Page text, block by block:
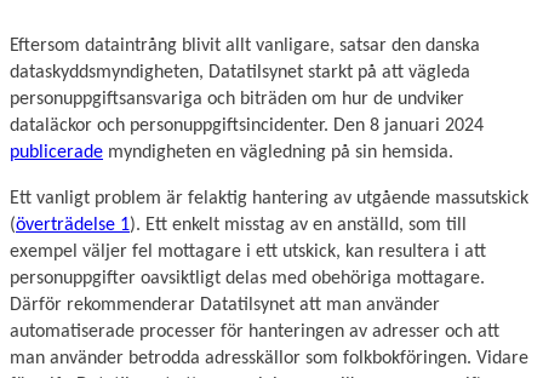
Eftersom dataintrång blivit allt vanligare, satsar den danska
dataskyddsmyndigheten, Datatilsynet starkt på att vägleda
personuppgiftsansvariga och biträden om hur de undviker
dataläckor och personuppgiftsincidenter. Den 8 januari 2024
publicerade myndigheten en vägledning på sin hemsida.
Ett vanligt problem är felaktig hantering av utgående massutskick
(överträdelse 1). Ett enkelt misstag av en anställd, som till
exempel väljer fel mottagare i ett utskick, kan resultera i att
personuppgifter oavsiktligt delas med obehöriga mottagare.
Därför rekommenderar Datatilsynet att man använder
automatiserade processer för hanteringen av adresser och att
man använder betrodda adresskällor som folkbokföringen. Vidare